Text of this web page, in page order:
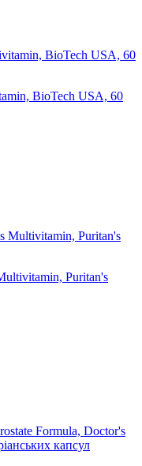
BioTech USA, 60
Puritan's